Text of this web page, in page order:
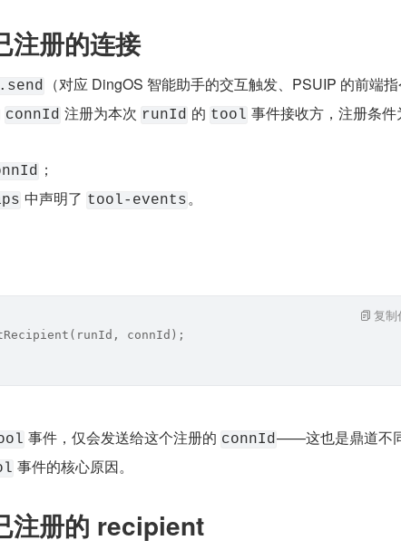
注册的连接
（对应 DingOS 智能助手的交互触发、PSUIP 的前端
connId 注册为本次 runId 的 tool 事件接收方，注册条件
；
中声明了 tool-events。
connId);
复制
事件，仅会发送给这个注册的 connId——这也是鼎道不
事件的核心原因。
注册的 recipient